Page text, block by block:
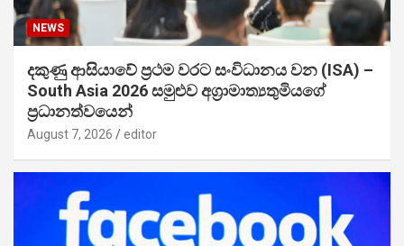
NEWS
දකුණු ආසියාවේ ප්‍රථම වරට සංවිධානය වන (ISA) –
South Asia 2026 සමුළුව අග්‍රාමාත්‍යතුමියගේ
ප්‍රධානත්වයෙන්
August 7, 2026 editor